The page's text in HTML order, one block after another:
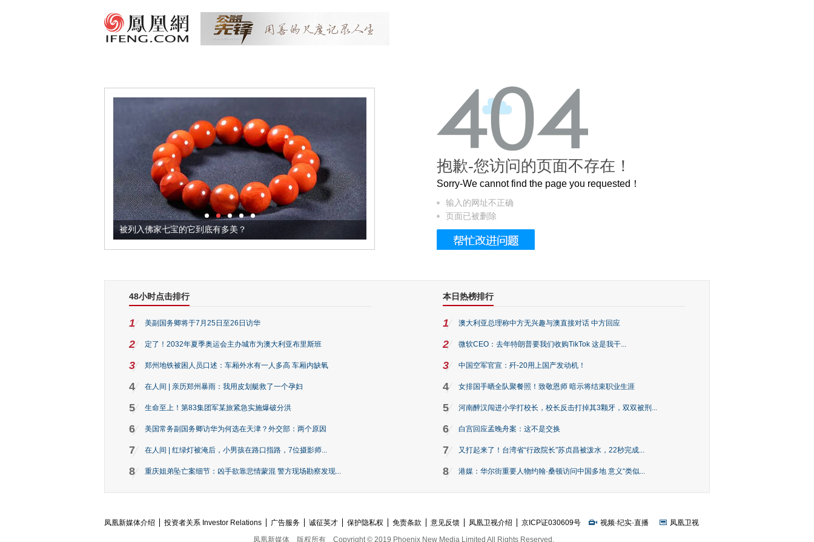
被列入佛家七宝的它到底有多美？ 这个3.2米的长卷，还原了600岁的紫禁城
抱歉-您访问的页面不存在！
Sorry-We cannot find the page you requested！
输入的网址不正确
页面已被删除
48小时点击排行
1 美副国务卿将于7月25日至26日访华
2 定了！2032年夏季奥运会主办城市为澳大利亚布里斯班
3 郑州地铁被困人员口述：车厢外水有一人多高 车厢内缺氧
4 在人间 | 亲历郑州暴雨：我用皮划艇救了一个孕妇
5 生命至上！第83集团军某旅紧急实施爆破分洪
6 美国常务副国务卿访华为何选在天津？外交部：两个原因
7 在人间 | 红绿灯被淹后，小男孩在路口指路，7位摄影师...
8 重庆姐弟坠亡案细节：凶手欲靠悲情蒙混 警方现场勘察发现...
本日热榜排行
1 澳大利亚总理称中方无兴趣与澳直接对话 中方回应
2 微软CEO：去年特朗普要我们收购TikTok 这是我干...
3 中国空军官宣：歼-20用上国产发动机！
4 女排国手晒全队聚餐照！致敬恩师 暗示将结束职业生涯
5 河南醉汉闯进小学打校长，校长反击打掉其3颗牙，双双被刑...
6 白宫回应孟晚舟案：这不是交换
7 又打起来了！台湾省“行政院长”苏贞昌被泼水，22秒完成...
8 港媒：华尔街重要人物约翰·桑顿访问中国多地 意义“类似...
凤凰新媒体介绍 投资者关系 Investor Relations 广告服务 诚征英才 保护隐私权 免责条款 意见反馈 凤凰卫视介绍 京ICP证030609号 视频·纪实·直播
凤凰卫视
凤凰新媒体
版权所有 Copyright © 2019 Phoenix New Media Limited All Rights Reserved.